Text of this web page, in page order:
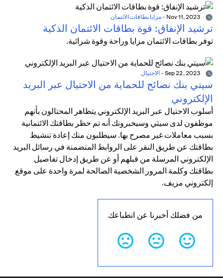
- مزايا بطاقات الائتمان
ترشيد الإنفاق: قوة بطاقات الائتمان الذكية
توفر بطاقات الائتمان مزايا وراحة وقوة شرائية.
- الاحتيال
سيتي بنك نصائح للحماية من الاحتيال عبر البريد
الإلكتروني
أسلوب الاحتيال عبر البريد الإلكتروني يتظاهر المحتالون بأنهم
موظفون لدى سيتي وسيخبرونك أنه تم حظر بطاقتك الائتمانية
بسبب معاملات غير مصرح بها. سيطلبون منك إعادة تنشيط
بطاقتك عن طريق النقر على الروابط المتضمنة في رسائل البريد
الإلكتروني المرسلة من قبلهم أو عن طريق إدخال تفاصيل
بطاقتك وكلمة المرور الشخصية الصالحة لمرة واحدة على موقع
إلكتروني مزيف.
من فضلك أخبرنا عن انطباعك